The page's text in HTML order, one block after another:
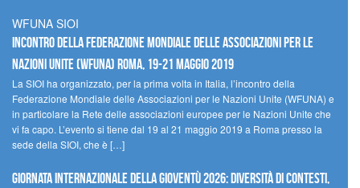
WFUNA SIOI
Incontro della Federazione Mondiale delle Associazioni per le
Nazioni Unite (WFUNA) Roma, 19-21 maggio 2019
La SIOI ha organizzato, per la prima volta in Italia, l’incontro della
Federazione Mondiale delle Associazioni per le Nazioni Unite (WFUNA) e
in particolare la Rete delle associazioni europee per le Nazioni Unite che
vi fa capo. L’evento si tiene dal 19 al 21 maggio 2019 a Roma presso la
sede della SIOI, che è […]
GIORNATA INTERNAZIONALE DELLA GIOVENTÙ 2026: DIVERSITÀ DI CONTESTI,